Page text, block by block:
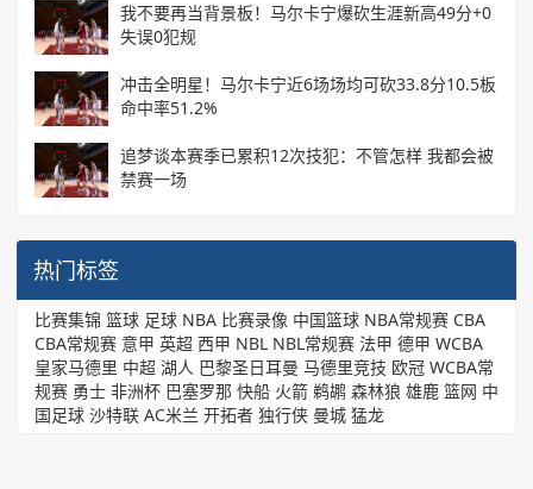
我不要再当背景板！马尔卡宁爆砍生涯新高49分+0
失误0犯规
冲击全明星！马尔卡宁近6场场均可砍33.8分10.5板
命中率51.2%
追梦谈本赛季已累积12次技犯：不管怎样 我都会被
禁赛一场
热门标签
比赛集锦 篮球 足球 NBA 比赛录像 中国篮球 NBA常规赛 CBA
CBA常规赛 意甲 英超 西甲 NBL NBL常规赛 法甲 德甲 WCBA
皇家马德里 中超 湖人 巴黎圣日耳曼 马德里竞技 欧冠 WCBA常
规赛 勇士 非洲杯 巴塞罗那 快船 火箭 鹈鹕 森林狼 雄鹿 篮网 中
国足球 沙特联 AC米兰 开拓者 独行侠 曼城 猛龙